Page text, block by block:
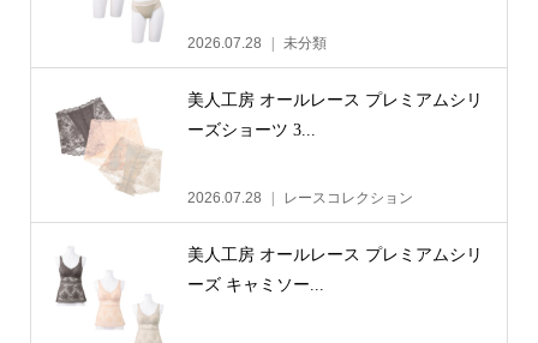
2026.07.28 未分類
美人工房 オールレース プレミアムシリ
ーズショーツ 3...
2026.07.28 レースコレクション
美人工房 オールレース プレミアムシリ
ーズ キャミソー...